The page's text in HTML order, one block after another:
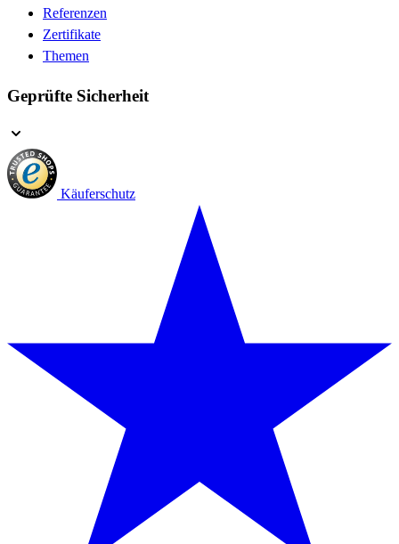
Referenzen
Zertifikate
Themen
Geprüfte Sicherheit
Käuferschutz